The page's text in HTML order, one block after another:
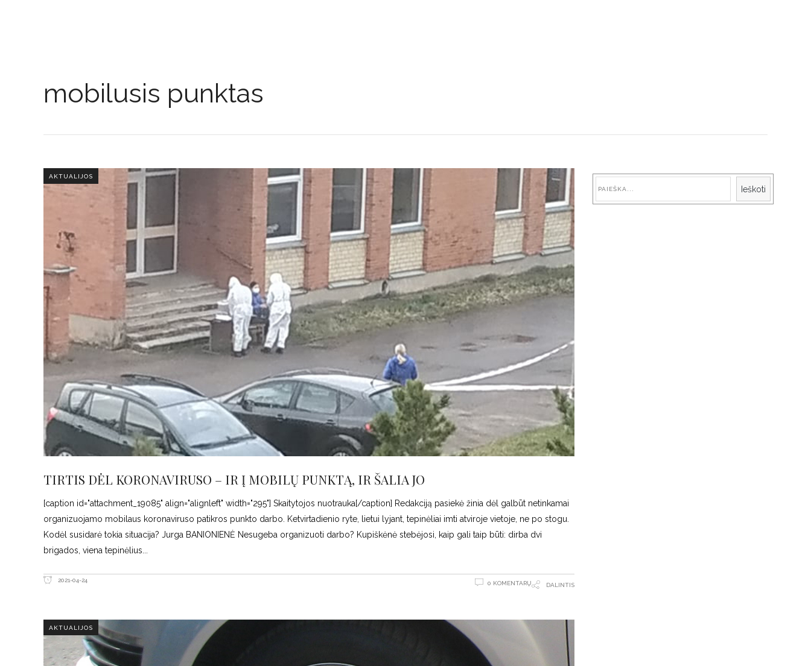
mobilusis punktas
AKTUALIJOS
TIRTIS DĖL KORONAVIRUSO – IR Į MOBILŲ PUNKTĄ, IR ŠALIA JO
[caption id="attachment_19085" align="alignleft" width="295"] Skaitytojos nuotrauka[/caption] Redakciją pasiekė žinia dėl galbūt netinkamai
organizuojamo mobilaus koronaviruso patikros punkto darbo. Ketvirtadienio ryte, lietui lyjant, tepinėliai imti atviroje vietoje, ne po stogu.
Kodėl susidarė tokia situacija? Jurga BANIONIENĖ Nesugeba organizuoti darbo? Kupiškėnė stebėjosi, kaip gali taip būti: dirba dvi
brigados, viena tepinėlius
2021-04-24 0 KOMENTARŲ DALINTIS
AKTUALIJOS
Ieškoti